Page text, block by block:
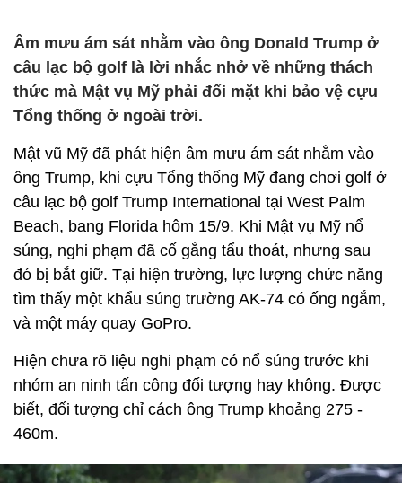
Âm mưu ám sát nhằm vào ông Donald Trump ở
câu lạc bộ golf là lời nhắc nhở về những thách
thức mà Mật vụ Mỹ phải đối mặt khi bảo vệ cựu
Tổng thống ở ngoài trời.
Mật vũ Mỹ đã phát hiện âm mưu ám sát nhằm vào
ông Trump, khi cựu Tổng thống Mỹ đang chơi golf ở
câu lạc bộ golf Trump International tại West Palm
Beach, bang Florida hôm 15/9. Khi Mật vụ Mỹ nổ
súng, nghi phạm đã cố gắng tẩu thoát, nhưng sau
đó bị bắt giữ. Tại hiện trường, lực lượng chức năng
tìm thấy một khẩu súng trường AK-74 có ống ngắm,
và một máy quay GoPro.
Hiện chưa rõ liệu nghi phạm có nổ súng trước khi
nhóm an ninh tấn công đối tượng hay không. Được
biết, đối tượng chỉ cách ông Trump khoảng 275 -
460m.